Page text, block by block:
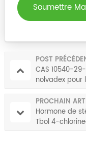
Soumettre
POST
CAS 10540-
nolvadex pour
PROCHAIN
Hormone de
Tbol 4-
stéroïdes de